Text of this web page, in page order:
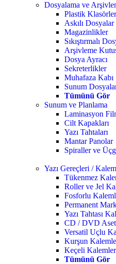
Dosyalama ve
Plastik Klasörler
Askılı Dosyalar
Magazinlikler
Sıkıştırmalı
Arşivleme
Dosya Ayracı
Sekreterlikler
Muhafaza Kabı
Sunum
Tümünü Gör
Sunum ve Planlama
Laminasyon
Cilt Kapakları
Yazı Tahtaları
Mantar Panolar
Spiraller ve
Yazı Gereçleri /
Tükenmez
Roller ve Jel
Fosforlu
Permanent
Yazı Tahtası
CD / DVD
Versatil Uçlu
Kurşun
Keçeli Kalemler
Tümünü Gör